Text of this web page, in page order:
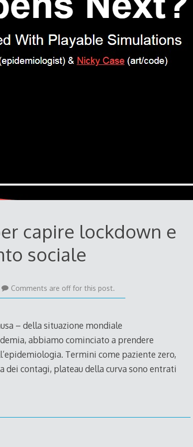
capire lockdown e
sociale
Comments are off for this post.
– della situazione mondiale
abbiamo cominciato a prendere
Termini come paziente zero,
dei contagi, plateau della curva sono entrati